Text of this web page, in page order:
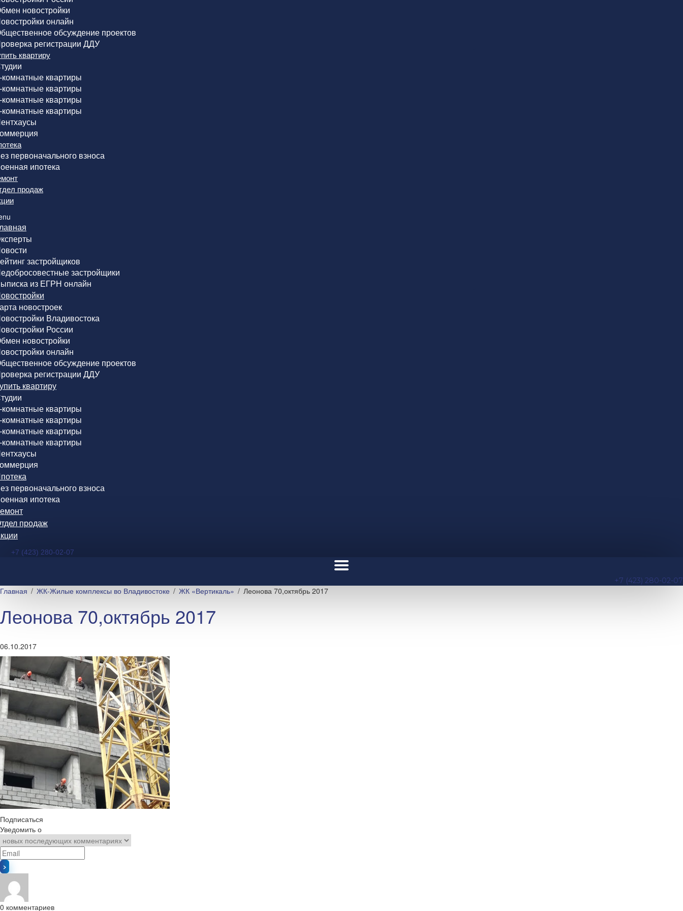
новостройки
онлайн
обсуждение проектов
регистрации ДДУ
квартиру
комнатные квартиры
комнатные квартиры
комнатные квартиры
комнатные квартиры
первоначального взноса
ипотека
продаж
застройщиков
застройщики
из ЕГРН онлайн
новостроек
Владивостока
России
новостройки
онлайн
обсуждение проектов
регистрации ДДУ
квартиру
комнатные квартиры
комнатные квартиры
комнатные квартиры
комнатные квартиры
первоначального взноса
ипотека
продаж
+7 (423) 280-02-07
+7 (423) 280-02-07
Главная ЖК-Жилые комплексы во Владивостоке ЖК «Вертикаль» Леонова 70,октябрь 2017
Леонова 70,октябрь 2017
06.10.2017
Подписаться
Уведомить о
0 комментариев